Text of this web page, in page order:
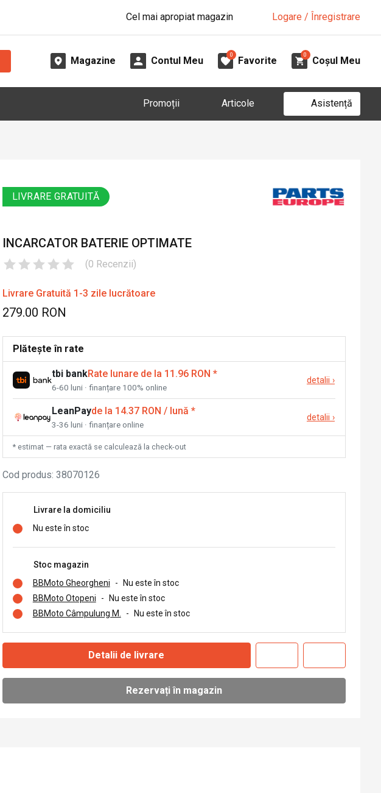
Cel mai apropiat magazin Logare / Înregistrare
Magazine Contul Meu
0
Favorite
0
Coșul Meu
Promoții Articole Asistență
LIVRARE GRATUITĂ
INCARCATOR BATERIE OPTIMATE
(0 Recenzii)
Livrare Gratuită 1-3 zile lucrătoare
279.00 RON
Plătește în rate
tbi bankRate lunare de la 11.96 RON *
6-60 luni · finanțare 100% online
detalii ›
LeanPayde la 14.37 RON / lună *
3-36 luni · finanțare online
detalii ›
* estimat — rata exactă se calculează la check-out
Cod produs: 38070126
Livrare la domiciliu
Nu este în stoc
Stoc magazin
BBMoto Gheorgheni
-
Nu este în stoc
BBMoto Otopeni
-
Nu este în stoc
BBMoto Câmpulung M.
- Nu este în stoc
Detalii de livrare
Rezervați în magazin